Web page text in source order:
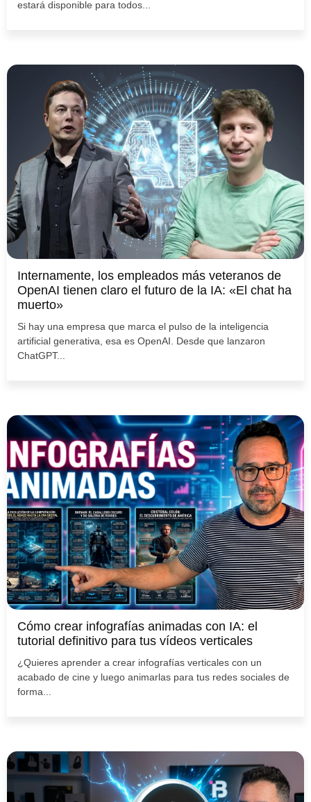
estará disponible para todos...
Internamente, los empleados más veteranos de
OpenAI tienen claro el futuro de la IA: «El chat ha
muerto»
Si hay una empresa que marca el pulso de la inteligencia
artificial generativa, esa es OpenAI. Desde que lanzaron
ChatGPT...
Cómo crear infografías animadas con IA: el
tutorial definitivo para tus vídeos verticales
¿Quieres aprender a crear infografías verticales con un
acabado de cine y luego animarlas para tus redes sociales de
forma...